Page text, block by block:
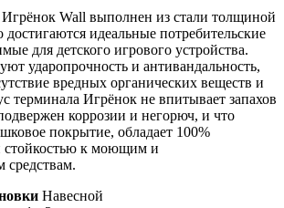
Wall выполнен из стали толщиной
достигаются идеальные потребительские
для детского игрового устройства.
ударопрочность и антивандальность,
вредных органических веществ и
терминала Игрёнок не впитывает запахов
коррозии и негорюч, и что
покрытие, обладает 100%
стойкостью к моющим и
Навесной